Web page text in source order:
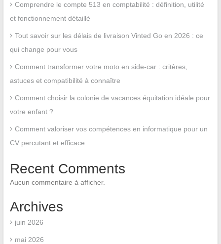
Comprendre le compte 513 en comptabilité : définition, utilité
et fonctionnement détaillé
Tout savoir sur les délais de livraison Vinted Go en 2026 : ce
qui change pour vous
Comment transformer votre moto en side-car : critères,
astuces et compatibilité à connaître
Comment choisir la colonie de vacances équitation idéale pour
votre enfant ?
Comment valoriser vos compétences en informatique pour un
CV percutant et efficace
Recent Comments
Aucun commentaire à afficher.
Archives
juin 2026
mai 2026